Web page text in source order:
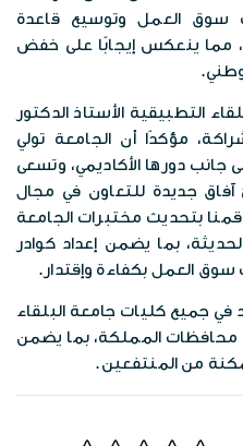
سوق العمل وتوسيع قاعدة
مما ينعكس إيجابًا على خفض
التطبيقية الأستاذ الدكتور
مؤكدًا أن الجامعة تولي
جانب دورها الأكاديمي، وتسعى
آفاق جديدة للتعاون في مجال
بتحديث مختبرات الجامعة
بما يضمن إعداد كوادر
سوق العمل بكفاءة وإقتدار.
في جميع كليات جامعة البلقاء
محافظات المملكة، بما يضمن
من المنتفعين.